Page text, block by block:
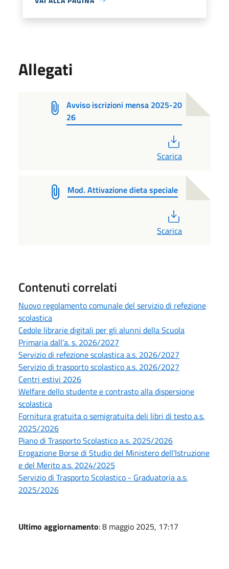
Allegati
Avviso iscrizioni mensa 2025-20
26
Scarica
Mod. Attivazione dieta speciale
Scarica
Contenuti correlati
Nuovo regolamento comunale del servizio di refezione
scolastica
Cedole librarie digitali per gli alunni della Scuola
Primaria dall’a. s. 2026/2027
Servizio di refezione scolastica a.s. 2026/2027
Servizio di trasporto scolastico a.s. 2026/2027
Centri estivi 2026
Welfare dello studente e contrasto alla dispersione
scolastica
Fornitura gratuita o semigratuita deli libri di testo a.s.
2025/2026
Piano di Trasporto Scolastico a.s. 2025/2026
Erogazione Borse di Studio del Ministero dell'Istruzione
e del Merito a.s. 2024/2025
Servizio di Trasporto Scolastico - Graduatoria a.s.
2025/2026
Ultimo aggiornamento: 8 maggio 2025, 17:17